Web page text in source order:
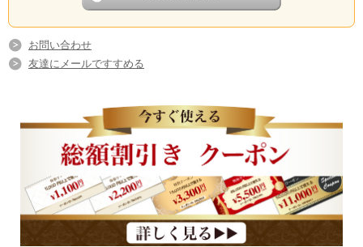
お問い合わせ
友達にメールですすめる